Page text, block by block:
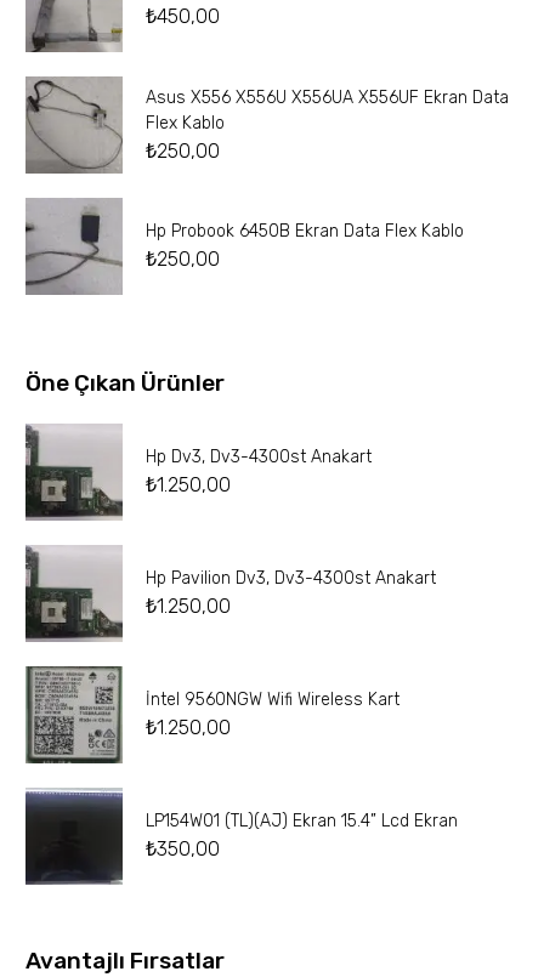
₺450,00
Asus X556 X556U X556UA X556UF Ekran Data
Flex Kablo
₺250,00
Hp Probook 6450B Ekran Data Flex Kablo
₺250,00
Öne Çıkan Ürünler
Hp Dv3, Dv3-4300st Anakart
₺1.250,00
Hp Pavilion Dv3, Dv3-4300st Anakart
₺1.250,00
İntel 9560NGW Wifi Wireless Kart
₺1.250,00
LP154W01 (TL)(AJ) Ekran 15.4” Lcd Ekran
₺350,00
Avantajlı Fırsatlar